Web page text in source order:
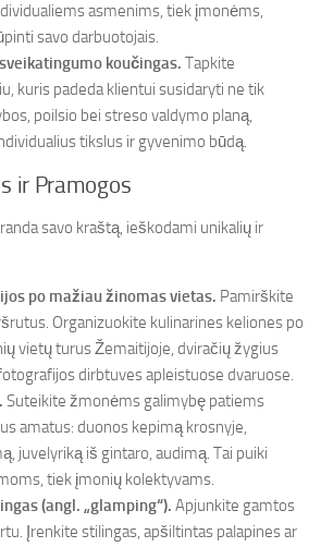
asmenims, tiek įmonėms,
savo darbuotojais.
koučingas. Tapkite
kuris padeda klientui susidaryti ne tik
poilsio bei streso valdymo planą,
tikslus ir gyvenimo būdą.
ir Pramogos
savo kraštą, ieškodami unikalių ir
po mažiau žinomas vietas. Pamirškite
Organizuokite kulinarines keliones po
vietų turus Žemaitijoje, dviračių žygius
dirbtuves apleistuose dvaruose.
Suteikite žmonėms galimybę patiems
amatus: duonos kepimą krosnyje,
juvelyriką iš gintaro, audimą. Tai puiki
tiek įmonių kolektyvams.
(angl. „glamping“). Apjunkite gamtos
Įrenkite stilingas, apšiltintas palapines ar